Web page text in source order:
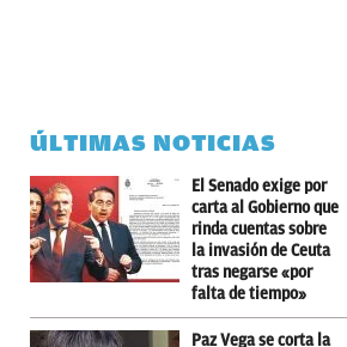
ÚLTIMAS NOTICIAS
El Senado exige por
carta al Gobierno que
rinda cuentas sobre
la invasión de Ceuta
tras negarse «por
falta de tiempo»
Paz Vega se corta la